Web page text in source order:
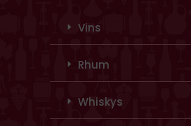
Vins
Rhum
Whiskys